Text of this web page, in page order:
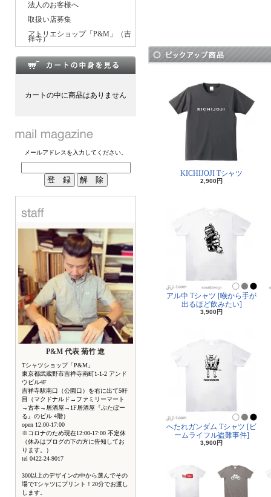
法人のお客様へ
取扱い店募集
アトリエショップ「P&M」（吉
祥寺）
カートの中に商品はありません
メールアドレスを入力してください。
P&M 代表 菊竹 進
Tシャツショップ「P&M」
東京都武蔵野市吉祥寺南町1-1-2 アンド
ウビル4F
吉祥寺駅南口（公園口）を右に出て5軒
目（マクドナルド→ファミリーマート
→古本→居酒屋→1F居酒屋『ぶたぼー
る』のビル 4階）
open 12:00-17:00
※コロナのため現在12:00-17:00 不定休
（休みはブログの下の方に告知してお
ります。）
tel 0422-24-9017
300以上のデザインの中から選んでその
場でTシャツにプリント！20分でお渡し
します。
KICHIJOJI Tシャツ
2,900円
アル中 Tシャツ [喉から手が
出るほど飲みたい]
3,900円
へたれガンダム Tシャツ [ビ
ームライフル盗難事件]
3,900円